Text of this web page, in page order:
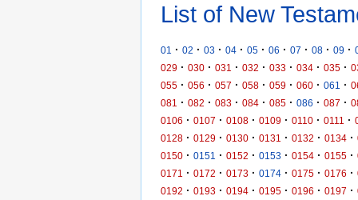
List of New
01 · 02 · 03 · 04 · 05 · 06 · 07 · 08 · 09 ·
029 · 030 · 031 · 032 · 033 · 034 · 035 ·
055 · 056 · 057 · 058 · 059 · 060 · 061 ·
081
· 082 · 083 · 084 · 085 · 086 · 087 ·
0106 · 0107 · 0108 · 0109 · 0110 · 0111 ·
0128 · 0129 · 0130 · 0131 · 0132 · 0134 ·
0150 · 0151 · 0152 · 0153 · 0154 · 0155 ·
0171
· 0172 · 0173 · 0174 · 0175 · 0176 ·
0192 · 0193 · 0194 · 0195 · 0196 · 0197 ·